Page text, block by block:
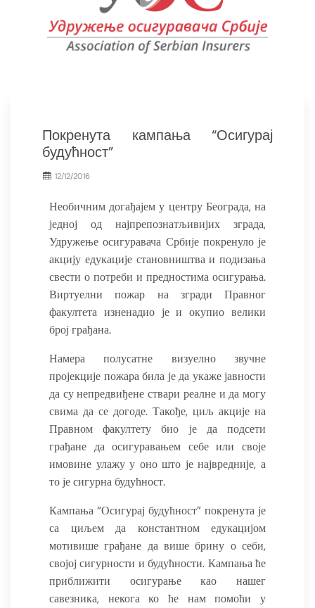
Покренута кампања “Осигурај
будућност”
12/12/2016
Необичним догађајем у центру Београда, на
једној од најпрепознатљивијих зграда,
Удружење осигуравача Србије покренуло је
акцију едукације становништва и подизања
свести о потреби и предностима осигурања.
Виртуелни пожар на згради Правног
факултета изненадио је и окупио велики
број грађана.
Намера полусатне визуелно звучне
пројекције пожара била је да укаже јавности
да су непредвиђене ствари реалне и да могу
свима да се догоде. Такође, циљ акције на
Правном факултету био је да подсети
грађане да осигуравањем себе или своје
имовине улажу у оно што је највредније, а
то је сигурна будућност.
Кампања “Осигурај будућност” покренута је
са циљем да константном едукацијом
мотивише грађане да више брину о себи,
својој сигурности и будућности. Кампања ће
приближити осигурање као нашег
савезника, некога ко ће нам помоћи у